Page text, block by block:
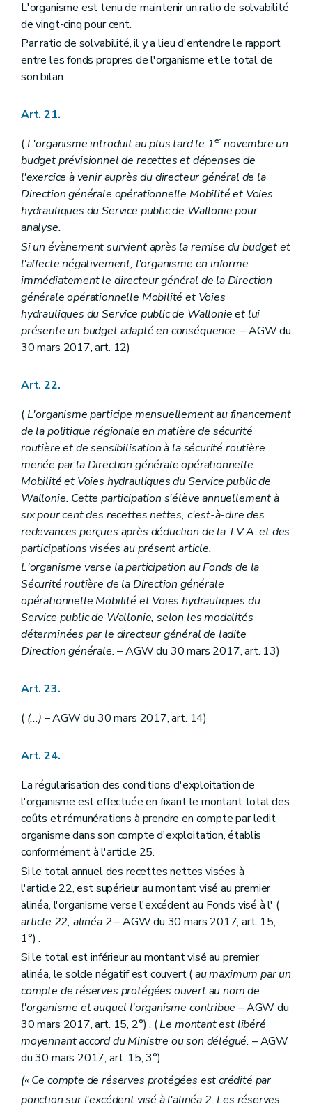
L'organisme est tenu de maintenir un ratio de solvabilité
de vingt-cinq pour cent.
Par ratio de solvabilité, il y a lieu d'entendre le rapport
entre les fonds propres de l'organisme et le total de
son bilan.
Art. 21.
(L'organisme introduit au plus tard le 1ernovembre un
budget prévisionnel de recettes et dépenses de
l'exercice à venir auprès du directeur général de la
Direction générale opérationnelle Mobilité et Voies
hydrauliques du Service public de Wallonie pour
analyse.
Si un évènement survient après la remise du budget et
l'affecte négativement, l'organisme en informe
immédiatement le directeur général de la Direction
générale opérationnelle Mobilité et Voies
hydrauliques du Service public de Wallonie et lui
présente un budget adapté en conséquence.– AGW du
30 mars 2017, art. 12)
Art. 22.
(L'organisme participe mensuellement au financement
de la politique régionale en matière de sécurité
routière et de sensibilisation à la sécurité routière
menée par la Direction générale opérationnelle
Mobilité et Voies hydrauliques du Service public de
Wallonie. Cette participation s'élève annuellement à
six pour cent des recettes nettes, c'est-à-dire des
redevances perçues après déduction de la T.V.A. et des
participations visées au présent article.
L'organisme verse la participation au Fonds de la
Sécurité routière de la Direction générale
opérationnelle Mobilité et Voies hydrauliques du
Service public de Wallonie, selon les modalités
déterminées par le directeur général de ladite
Direction générale.– AGW du 30 mars 2017, art. 13)
Art. 23.
( (...) – AGW du 30 mars 2017, art. 14)
Art. 24.
La régularisation des conditions d'exploitation de
l'organisme est effectuée en fixant le montant total des
coûts et rémunérations à prendre en compte par ledit
organisme dans son compte d'exploitation, établis
conformément à l'article 25.
Si le total annuel des recettes nettes visées à
l'article 22, est supérieur au montant visé au premier
alinéa, l'organisme verse l'excédent au Fonds visé à l' (
article 22, alinéa 2– AGW du 30 mars 2017, art. 15,
1°) .
Si le total est inférieur au montant visé au premier
alinéa, le solde négatif est couvert (au maximum par un
compte de réserves protégées ouvert au nom de
l'organisme et auquel l'organisme contribue – AGW du
30 mars 2017, art. 15, 2°) . (Le montant est libéré
moyennant accord du Ministre ou son délégué. – AGW
du 30 mars 2017, art. 15, 3°)
(« Ce compte de réserves protégées est crédité par
ponction sur l'excédent visé à l'alinéa 2. Les réserves